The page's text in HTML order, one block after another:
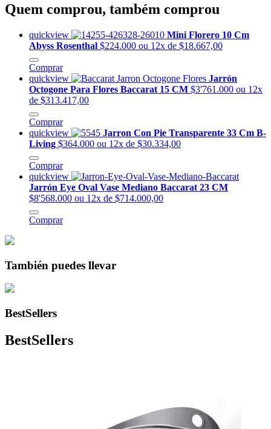
Quem comprou, também comprou
quickview
Mini Florero 10 Cm
Abyss Rosenthal $224.000 ou 12x de $18.667,00
Comprar
quickview
Jarrón
Octogone Para Flores Baccarat 15 CM $3'761.000 ou 12x
de $313.417,00
Comprar
quickview
Jarron Con Pie Transparente 33 Cm B-
Living $364.000 ou 12x de $30.334,00
Comprar
quickview
Jarrón Eye Oval Vase Mediano Baccarat 23 CM
$8'568.000 ou 12x de $714.000,00
Comprar
También puedes llevar
BestSellers
BestSellers